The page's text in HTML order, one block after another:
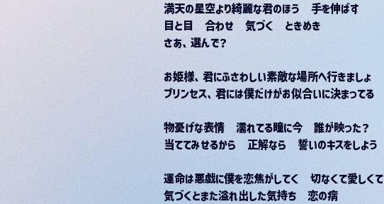
満天の星空より綺麗な君のほう　手を伸ばす
目と目　合わせ　気づく　ときめき
さあ、選んで？
お姫様、君にふさわしい素敵な場所へ行きましょ
プリンセス、君には僕だけがお似合いに決まってる
物憂げな表情　濡れてる瞳に今　誰が映った？
当ててみせるから　正解なら　誓いのキスをしよう
運命は悪戯に僕を恋焦がしてく　切なくて愛しくて
気づくとまた溢れ出した気持ち　恋の病